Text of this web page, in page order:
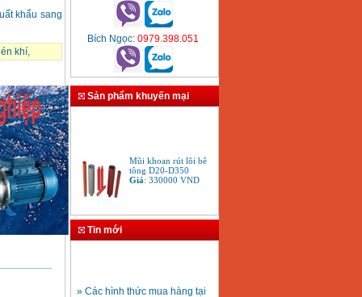
khẩu sang
khí,
Bích Ngọc: 0979.398.051
Sản phẩm khuyến mại
Mũi khoan rút lõi bê
tông D20-D350
Giá: 330000VND
Giá:884000VND
Bộ máy khoan Bosch
Tin mới
» Các hình thức mua hàng tại